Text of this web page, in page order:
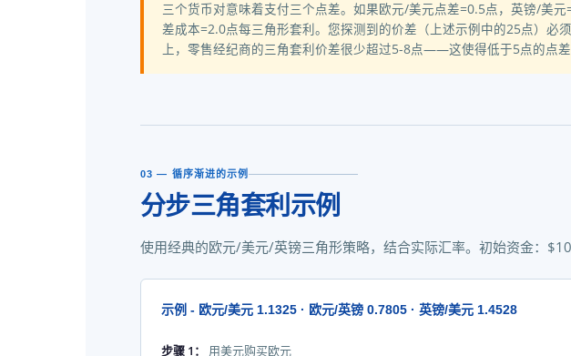
三个货币对意味着支付三个点差。如果欧元/美元点差=0.5点，英镑/美
差成本=2.0点每三角形套利。您探测到的价差（上述示例中的25点）必
上，零售经纪商的三角套利价差很少超过5-8点——这使得低于5点的点
03 — 循序渐进的示例
分步三角套利示例
使用经典的欧元/美元/英镑三角形策略，结合实际汇率。初始资金：
示例 - 欧元/美元 1.1325 · 欧元/英镑 0.7805 · 英镑/美元 1.4528
步骤 1： 用美元购买欧元